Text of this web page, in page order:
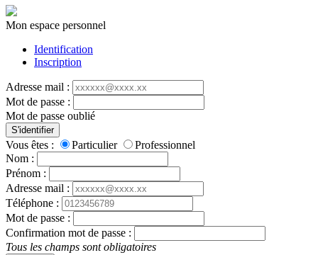
Mon espace personnel
Identification
Inscription
Adresse mail :
Mot de passe :
Mot de passe oublié
S'identifier
Vous êtes : Particulier
Professionnel
Nom :
Prénom :
Adresse mail :
Téléphone :
Mot de passe :
Confirmation mot de passe :
Tous les champs sont obligatoires